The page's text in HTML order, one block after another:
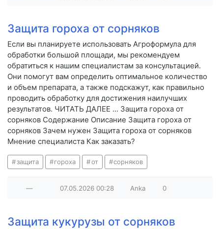
Защита гороха от сорняков
Если вы планируете использовать Агроформула для
обработки большой площади, мы рекомендуем
обратиться к нашим специалистам за консультацией.
Они помогут вам определить оптимальное количество
и объем препарата, а также подскажут, как правильно
проводить обработку для достижения наилучших
результатов. ЧИТАТЬ ДАЛЕЕ ... Защита гороха от
сорняков Содержание Описание Защита гороха от
сорняков Зачем нужен Защита гороха от сорняков
Мнение специалиста Как заказать?
защита гороха от сорняков
— 07.05.2026 00:28 Anka 0
Защита кукурузы от сорняков